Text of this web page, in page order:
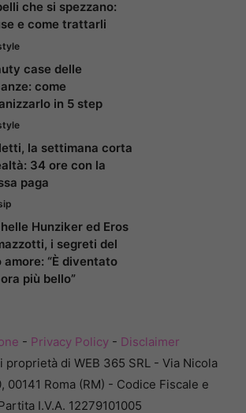
che si spezzano:
e come trattarli
case delle
come
in 5 step
la settimana corta
34 ore con la
paga
Hunziker ed Eros
i segreti del
amore: “È diventato
più bello”
- Privacy Policy- Disclaimer
proprietà di WEB 365 SRL - Via Nicola
00141 Roma (RM) - Codice Fiscale e
I.V.A. 12279101005